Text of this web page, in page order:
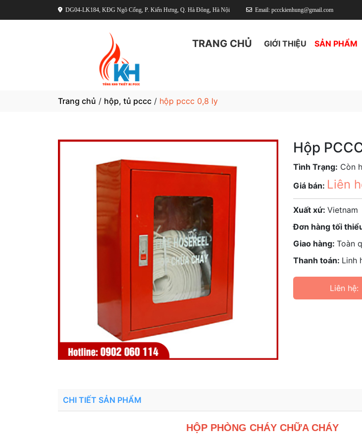
DG04-LK184, KĐG Ngõ Cống, P. Kiến Hưng, Q. Hà Đông, Hà Nội Email: pccckienhung@gmail.com
TRANG CHỦ GIỚI THIỆU SẢN PHẨM
Trang chủ / hộp, tủ pccc / hộp pccc 0,8 ly
Hộp
Tình Trạng: Còn
Giá bán: Liên
Xuất xứ: Vietnam
Đơn hàng tối
Giao hàng: Toàn
Thanh toán: Linh
Liên hệ:
CHI TIẾT SẢN PHẨM
HỘP PHÒNG CHÁY CHỮA CHÁY